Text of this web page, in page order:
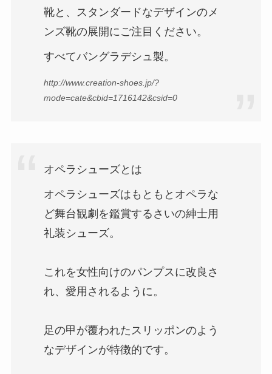
靴と、スタンダードなデザインのメ
ンズ靴の展開にご注目ください。
すべてバングラデシュ製。
http://www.creation-shoes.jp/?
mode=cate&cbid=1716142&csid=0
オペラシューズとは
オペラシューズはもともとオペラな
ど舞台観劇を鑑賞するさいの紳士用
礼装シューズ。
これを女性向けのパンプスに改良さ
れ、愛用されるように。
足の甲が覆われたスリッポンのよう
なデザインが特徴的です。